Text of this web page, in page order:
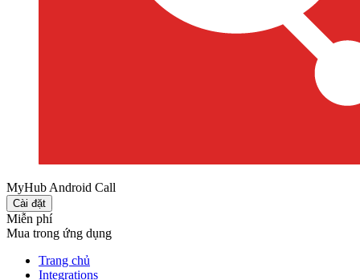
MyHub Android Call
Cài đặt
Miễn phí
Mua trong ứng dụng
Trang chủ
Integrations